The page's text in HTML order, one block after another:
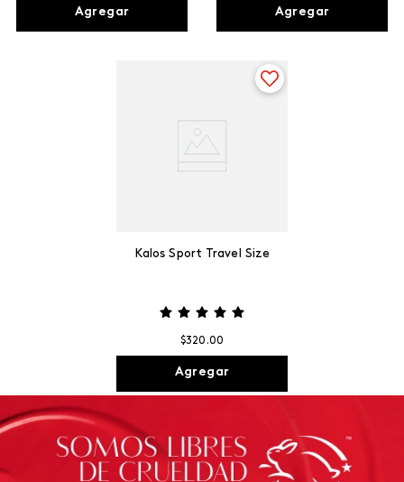
Agregar Agregar
Kalos Sport Travel Size
$320 .00
Agregar